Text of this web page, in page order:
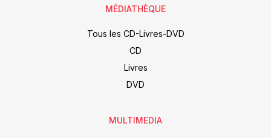
MÉDIATHÈQUE
Tous les CD-Livres-DVD
CD
Livres
DVD
MULTIMEDIA